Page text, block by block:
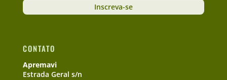
Inscreva-se
CONTATO
Apremavi
Estrada Geral s/n